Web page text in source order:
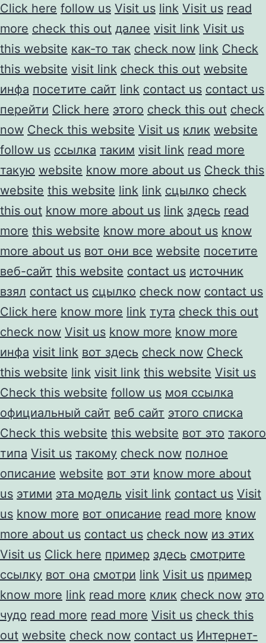
Click here follow us Visit us link Visit us read
more check this out далее visit link Visit us
this website как-то так check now link Check
this website visit link check this out website
инфа посетите сайт link contact us contact us
перейти Click here этого check this out check
now Check this website Visit us клик website
follow us ссылка таким visit link read more
такую website know more about us Check this
website this website link link сцылко check
this out know more about us link здесь read
more this website know more about us know
more about us вот они все website посетите
веб-сайт this website contact us источник
взял contact us сцылко check now contact us
Click here know more link тута check this out
check now Visit us know more know more
инфа visit link вот здесь check now Check
this website link visit link this website Visit us
Check this website follow us моя ссылка
официальный сайт веб сайт этого списка
Check this website this website вот это такого
типа Visit us такому check now полное
описание website вот эти know more about
us этими эта модель visit link contact us Visit
us know more вот описание read more know
more about us contact us check now из этих
Visit us Click here пример здесь смотрите
ссылку вот она смотри link Visit us пример
know more link read more клик check now это
чудо read more read more Visit us check this
out website check now contact us Интернет-